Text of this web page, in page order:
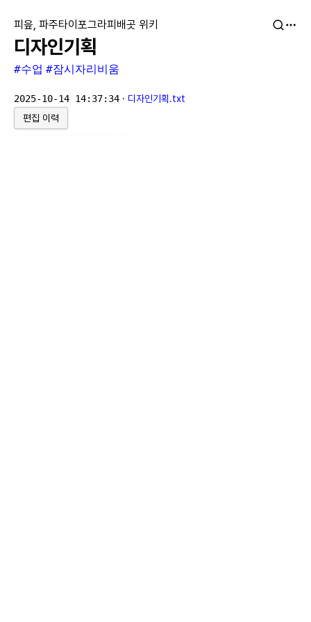
피읖, 파주타이포그라피배곳 위키
디자인기획
#수업 #잠시자리비움
2025-10-14 14:37:34 · 디자인기획.txt
편집 이력